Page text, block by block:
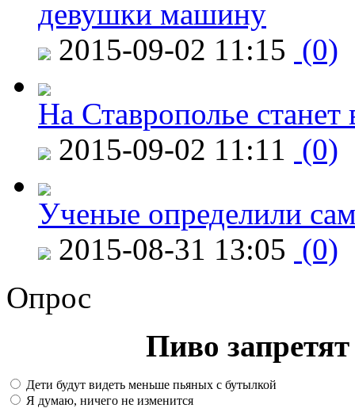
девушки машину
2015-09-02 11:15 (0)
На Ставрополье
2015-09-02 11:11 (0)
Ученые определили
2015-08-31 13:05 (0)
Опрос
Пиво
Дети будут видеть меньше пьяных с бутылкой
Я думаю, ничего не изменится